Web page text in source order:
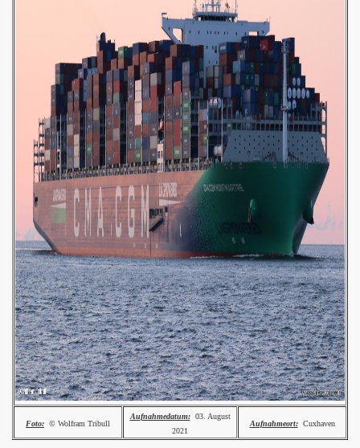
Foto: © Wolfram Tribull
Aufnahmedatum:03. August
2021
Aufnahmeort:Cuxhaven